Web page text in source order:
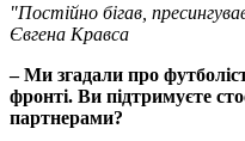
"Постійно бігав,
Євгена Кравса
– Ми згадали про
фронті. Ви підтримуєте
партнерами?